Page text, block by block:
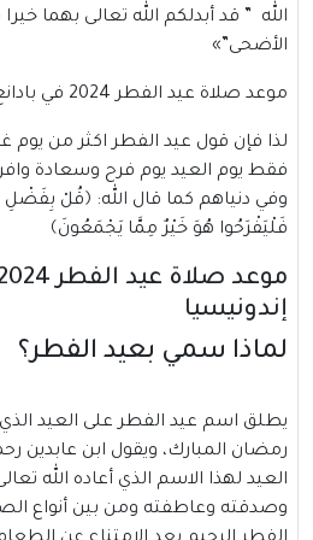
الله ” قد أبدلكم الله تعالى بهما
الأضحى”»
موعد صلاة عيد الفطر 2024 في بادانغ | إندونيسيا
لذا فإن قول عيد الفطر اكثر من يوم
فقط يوم العيد يوم فرح وسعادة
وفي دنياهم كما قال الله: ﴿قُلْ بِفَضْلِ
فَلْيَفْرَحُوا هُوَ خَيْرٌ مِمَّا يَجْمَعُونَ﴾
إندونيسيا
لماذا سمي بعيد الفطر؟
يطلق اسم عيد الفطر على العيد
رمضان المبارك، ويقول ابن عابدين
العيد لهذا الاسم الذي أعاده الله
وصدقته وعاطفته ومن بين أنواع